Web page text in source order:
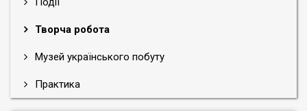
Творча робота
Музей українського побуту
Практика